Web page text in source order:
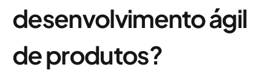
desenvolvimento ágil
de produtos?